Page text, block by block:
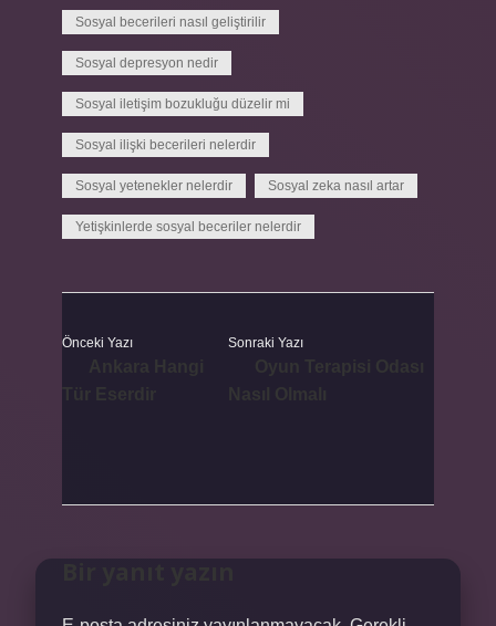
Sosyal becerileri nasıl geliştirilir
Sosyal depresyon nedir
Sosyal iletişim bozukluğu düzelir mi
Sosyal ilişki becerileri nelerdir
Sosyal yetenekler nelerdir Sosyal zeka nasıl artar
Yetişkinlerde sosyal beceriler nelerdir
Önceki Yazı Sonraki Yazı